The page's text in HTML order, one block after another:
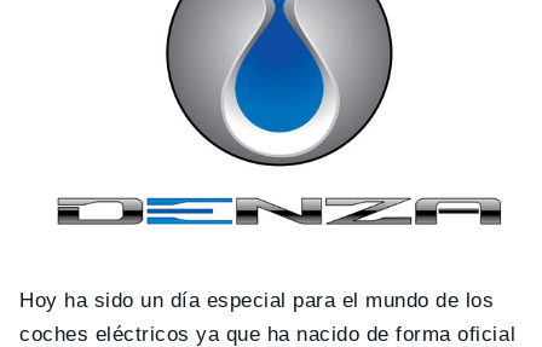
Hoy ha sido un día especial para el mundo de los
coches eléctricos ya que ha nacido de forma oficial